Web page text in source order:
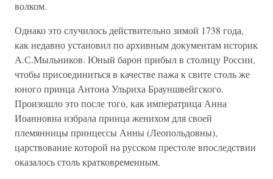
волком.
Однако это случилось действительно зимой 1738 года,
как недавно установил по архивным документам историк
А.С.Мыльников. Юный барон прибыл в столицу России,
чтобы присоединиться в качестве пажа к свите столь же
юного принца Антона Ульриха Брауншвейгского.
Произошло это после того, как императрица Анна
Иоанновна избрала принца женихом для своей
племянницы принцессы Анны (Леопольдовны),
царствование которой на русском престоле впоследствии
оказалось столь кратковременным.